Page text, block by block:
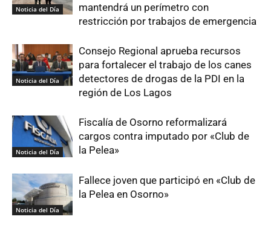
Noticia del Día
mantendrá un perímetro con
restricción por trabajos de emergencia
Noticia del Día
Consejo Regional aprueba recursos
para fortalecer el trabajo de los canes
detectores de drogas de la PDI en la
región de Los Lagos
Noticia del Día
Fiscalía de Osorno reformalizará
cargos contra imputado por «Club de
la Pelea»
Noticia del Día
Fallece joven que participó en «Club de
la Pelea en Osorno»